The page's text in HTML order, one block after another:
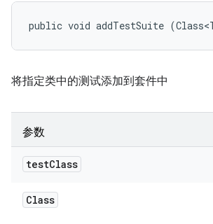
public void addTestSuite
将指定类中的测试添加到套件中
参数
testClass
Class